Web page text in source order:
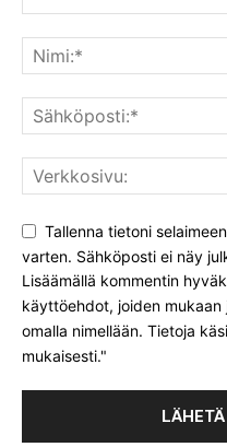
Tallenna tietoni
varten. Sähköposti ei näy
Lisäämällä kommentin
käyttöehdot, joiden
omalla nimellään. Tietoja
mukaisesti."